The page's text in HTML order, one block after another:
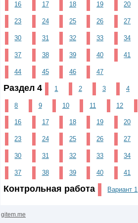
16 17 18 19 20
23 24 25 26 27
30 31 32 33 34
37 38 39 40 41
44 45 46 47
Раздел 4 1 2 3 4
8 9 10 11 12
16 17 18 19 20
23 24 25 26 27
30 31 32 33 34
37 38 39 40 41
Контрольная работа Вариант 1
gitem.me